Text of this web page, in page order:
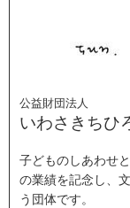
公益財団法人
いわさきちひ
子どものしあわせ
の業績を記念し、
う団体です。